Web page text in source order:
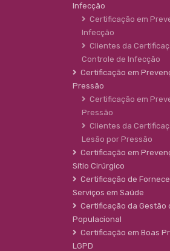
Infecção
Certificação em
Infecção
Clientes da
Controle de Infecção
Certificação em
Pressão
Certificação em
Pressão
Clientes da
Lesão por Pressão
Certificação em
Sítio Cirúrgico
Certificação de
Serviços em Saúde
Certificação da Gestão
Populacional
Certificação em Boas
LGPD